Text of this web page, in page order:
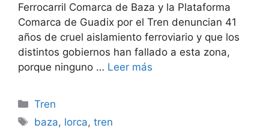
Ferrocarril Comarca de Baza y la Plataforma
Comarca de Guadix por el Tren denuncian 41
años de cruel aislamiento ferroviario y que los
distintos gobiernos han fallado a esta zona,
porque ninguno … Leer más
Categorías
Tren
Etiquetas
baza, lorca,tren